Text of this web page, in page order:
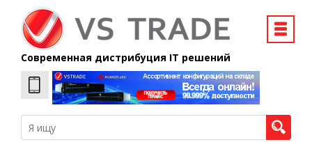
Современная дистрибуция IT решений